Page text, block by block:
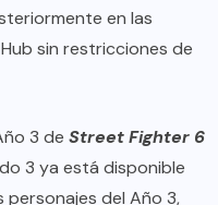
en las
sin restricciones de
3 de Street Fighter 6
3 ya está disponible
del Año 3,